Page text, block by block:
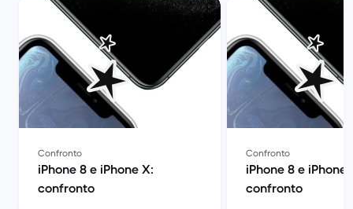
Confronto
iPhone 8 e iPhone X:
confronto
Confronto
iPhone 8 e iPhone
confronto